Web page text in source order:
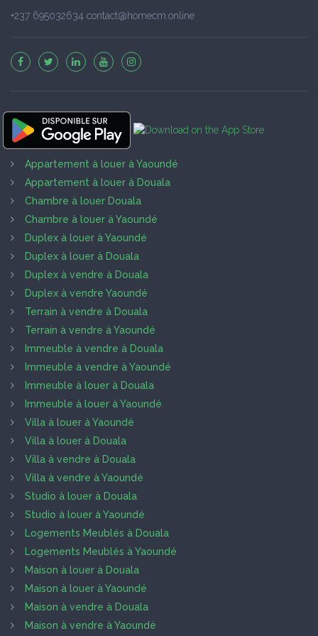
+237 695032634 contact@homecm.online
Appartement à louer à Yaoundé
Appartement à louer à Douala
Chambre à louer Douala
Chambre à louer à Yaoundé
Duplex à louer à Yaoundé
Duplex à louer à Douala
Duplex à vendre à Douala
Duplex à vendre Yaoundé
Terrain à vendre à Douala
Terrain à vendre à Yaoundé
Immeuble à vendre à Douala
Immeuble à vendre à Yaoundé
Immeuble à louer à Douala
Immeuble à louer à Yaoundé
Villa à louer à Yaoundé
Villa à louer à Douala
Villa à vendre à Douala
Villa à vendre à Yaoundé
Studio à louer à Douala
Studio à louer à Yaoundé
Logements Meublés à Douala
Logements Meublés à Yaoundé
Maison à louer à Douala
Maison à louer à Yaoundé
Maison à vendre à Douala
Maison à vendre à Yaoundé